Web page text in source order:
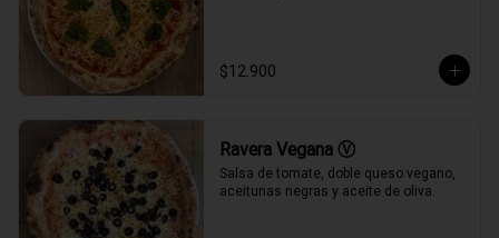
$12.900
Ravera Vegana Ⓥ
Salsa de tomate, doble queso vegano,
aceitunas negras y aceite de oliva.